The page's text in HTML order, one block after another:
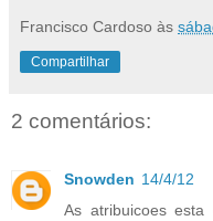
Francisco Cardoso às
Compartilhar
2 comentários:
Snowden 14/4/12
As atribuicoes